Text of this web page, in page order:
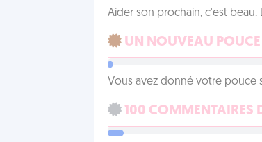
Aider son prochain, c'est
UN NOUVEAU POUCE
Vous avez donné votre pouce
100 COMMENTAIRES